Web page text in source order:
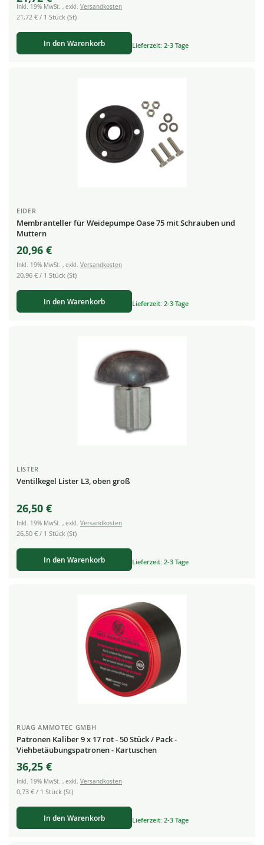
Inkl. 19% MwSt. , exkl. Versandkosten
21,72 € / 1 Stück (St)
In den Warenkorb Lieferzeit: 2-3 Tage
EIDER
Membranteller für Weidepumpe Oase 75 mit Schrauben und
Muttern
20,96 €
Inkl. 19% MwSt. , exkl. Versandkosten
20,96 € / 1 Stück (St)
In den Warenkorb Lieferzeit: 2-3 Tage
LISTER
Ventilkegel Lister L3, oben groß
26,50 €
Inkl. 19% MwSt. , exkl. Versandkosten
26,50 € / 1 Stück (St)
In den Warenkorb Lieferzeit: 2-3 Tage
RUAG AMMOTEC GMBH
Patronen Kaliber 9 x 17 rot - 50 Stück / Pack -
Viehbetäubungspatronen - Kartuschen
36,25 €
Inkl. 19% MwSt. , exkl. Versandkosten
0,73 € / 1 Stück (St)
In den Warenkorb Lieferzeit: 2-3 Tage